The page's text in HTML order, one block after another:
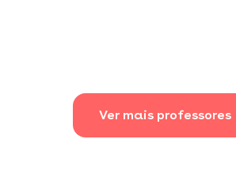
Ver mais professores